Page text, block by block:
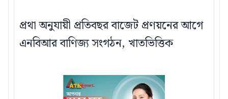
প্রথা অনুযায়ী প্রতিবছর বাজেট প্রণয়নের আগে
এনবিআর বাণিজ্য সংগঠন, খাতভিত্তিক